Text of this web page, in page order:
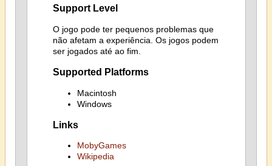
Support Level
O jogo pode ter pequenos problemas que
não afetam a experiência. Os jogos podem
ser jogados até ao fim.
Supported Platforms
Macintosh
Windows
Links
MobyGames
Wikipedia